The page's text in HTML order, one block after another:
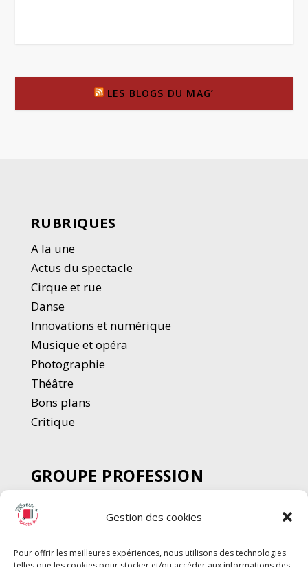
Gestion des cookies
Pour offrir les meilleures expériences, nous utilisons des technologies
LES BLOGS DU MAG’
RUBRIQUES
A la une
Actus du spectacle
Cirque et rue
Danse
Innovations et numérique
Musique et opéra
Photographie
Théâtre
Bons plans
Critique
GROUPE PROFESSION
SPECTACLE
Chèque Intermittents
Chèque Compta